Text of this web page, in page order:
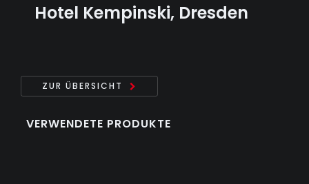
Hotel Kempinski, Dresden
ZUR ÜBERSICHT
VERWENDETE PRODUKTE